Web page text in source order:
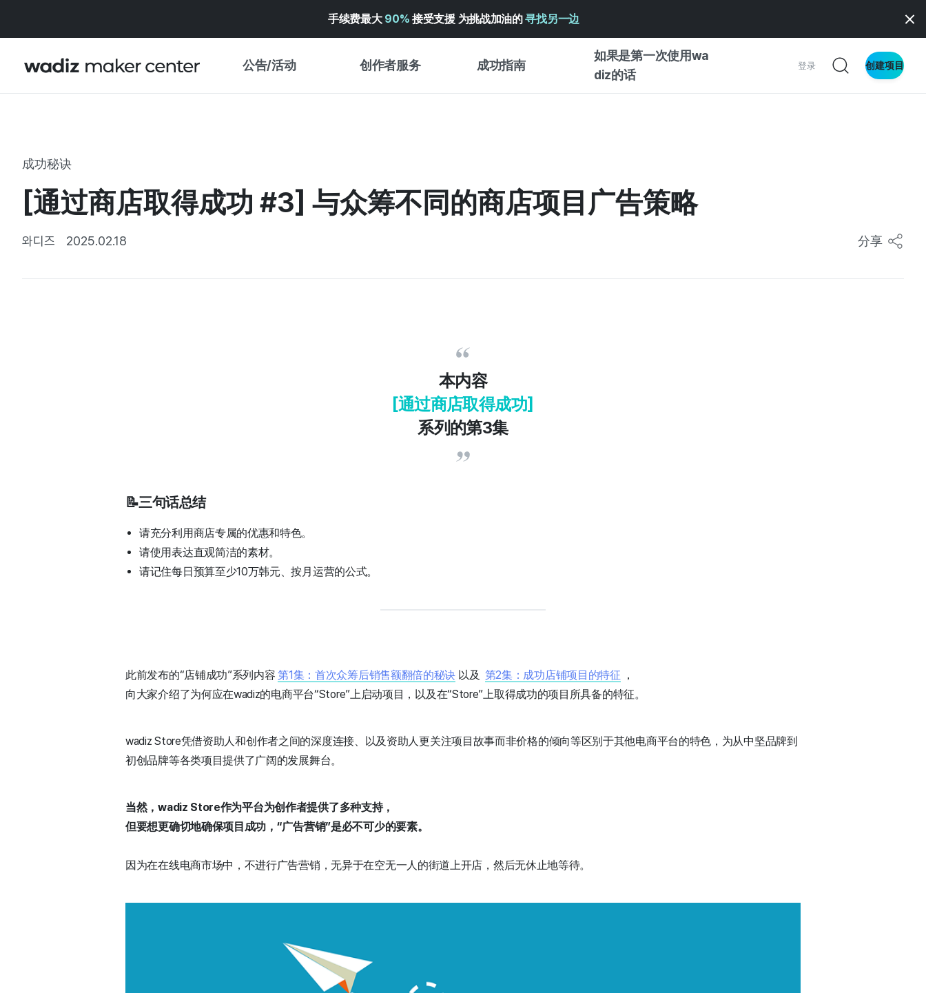
手续费最大 90% 接受支援 为挑战加油的寻找另一边
公告/活动 创作者服务 成功指南
如果是第一次使用wa
diz的话
登录 创建项目
特展日历
WADIZ 奖励 ↗︎
成功项目故事
创作型
商务型
成功秘诀
[通过商店取得成功 #3] 与众筹不同的商店项目广告策略
와디즈 2025.02.18 分享
本内容
[通过商店取得成功]
系列的第3集
📝三句话总结
请充分利用商店专属的优惠和特色。
请使用表达直观简洁的素材。
请记住每日预算至少10万韩元、按月运营的公式。
此前发布的“店铺成功”系列内容第1集：首次众筹后销售额翻倍的秘诀 以及 第2集：成功店铺项目的特征 ，
向大家介绍了为何应在wadiz的电商平台“Store”上启动项目，以及在“Store”上取得成功的项目所具备的特征。
wadiz Store凭借资助人和创作者之间的深度连接、以及资助人更关注项目故事而非价格的倾向等区别于其他电商平台的特色，为从中坚品牌到
初创品牌等各类项目提供了广阔的发展舞台。
当然，wadiz Store作为平台为创作者提供了多种支持，
但要想更确切地确保项目成功，“广告营销”是必不可少的要素。
因为在在线电商市场中，不进行广告营销，无异于在空无一人的街道上开店，然后无休止地等待。